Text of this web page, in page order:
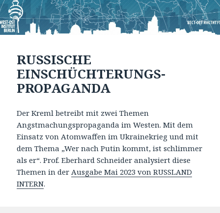
RUSSISCHE
EINSCHÜCHTERUNGS-
PROPAGANDA
Der Kreml betreibt mit zwei Themen
Angstmachungspropaganda im Westen. Mit dem
Einsatz von Atomwaffen im Ukrainekrieg und mit
dem Thema „Wer nach Putin kommt, ist schlimmer
als er“. Prof. Eberhard Schneider analysiert diese
Themen in derAusgabe Mai 2023 von RUSSLAND
INTERN.